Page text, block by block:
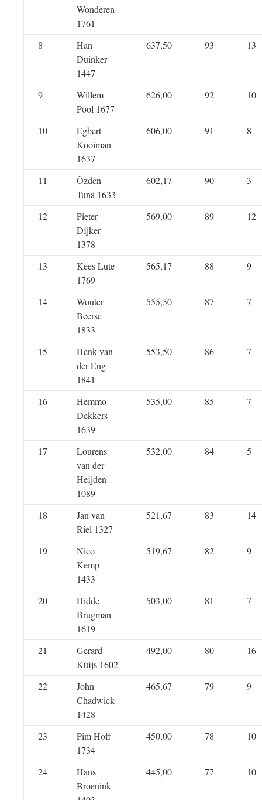
Wonderen
1761
8
Han
Duinker
1447
637,50 93 13
9
Willem
Pool 1677
626,00 92 10
10
Egbert
Kooiman
1637
606,00 91 8
11
Özden
Tuna 1633
602,17 90 3
12
Pieter
Dijker
1378
569,00 89 12
13
Kees Lute
1769
565,17 88 9
14
Wouter
Beerse
1833
555,50 87 7
15
Henk van
der Eng
1841
553,50 86 7
16
Hemmo
Dekkers
1639
535,00 85 7
17
Lourens
van der
Heijden
1089
532,00 84 5
18
Jan van
Riel 1327
521,67 83 14
19
Nico
Kemp
1433
519,67 82 9
20
Hidde
Brugman
1619
503,00 81 7
21
Gerard
Kuijs 1602
492,00 80 16
22
John
Chadwick
1428
465,67 79 9
23
Pim Hoff
1734
450,00 78 10
24
Hans
Broenink
445,00 77 10